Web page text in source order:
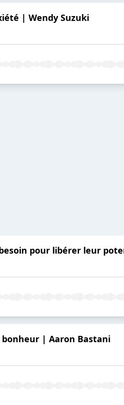
| Wendy Suzuki
pour libérer leur
| Aaron Bastani